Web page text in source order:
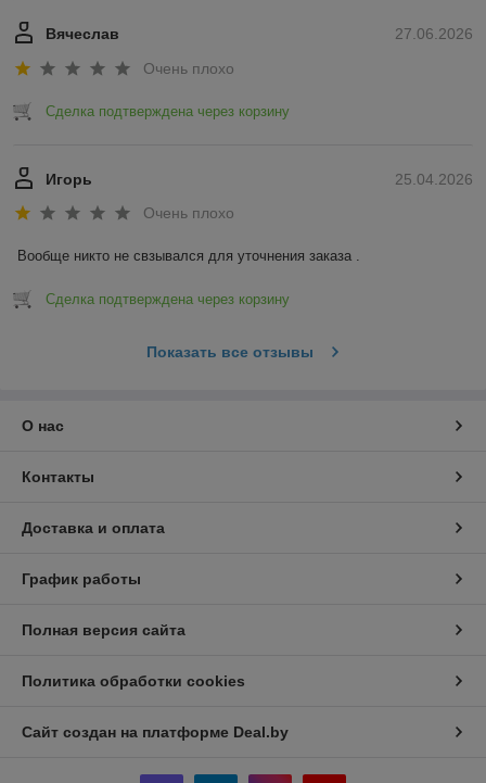
27.06.2026
Вячеслав
Очень плохо
Сделка подтверждена через корзину
25.04.2026
Игорь
Очень плохо
Вообще никто не свзывался для уточнения заказа .
Сделка подтверждена через корзину
Показать все отзывы
О нас
Контакты
Доставка и оплата
График работы
Полная версия сайта
Политика обработки cookies
Сайт создан на платформе Deal.by